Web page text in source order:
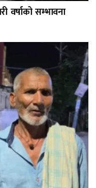
वर्षाको सम्भावना